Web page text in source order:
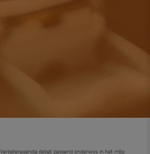
Verbeteragenda debat passend onderwijs in het mbo